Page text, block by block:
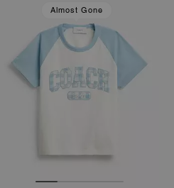
Almost Gone